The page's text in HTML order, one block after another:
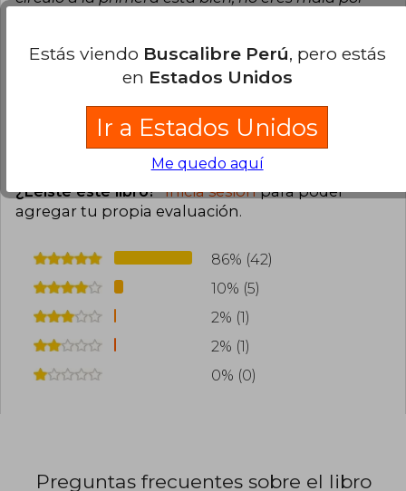
Infierno!
Cargar más opiniones del libro
¿Leíste este libro? Inicia sesiónpara poder
agregar tu propia evaluación.
86% (42)
10% (5)
2% (1)
2% (1)
0% (0)
Preguntas frecuentes sobre el libro
Estás viendo Buscalibre Perú, pero estás
en Estados Unidos
Ir a Estados Unidos
Me quedo aquí